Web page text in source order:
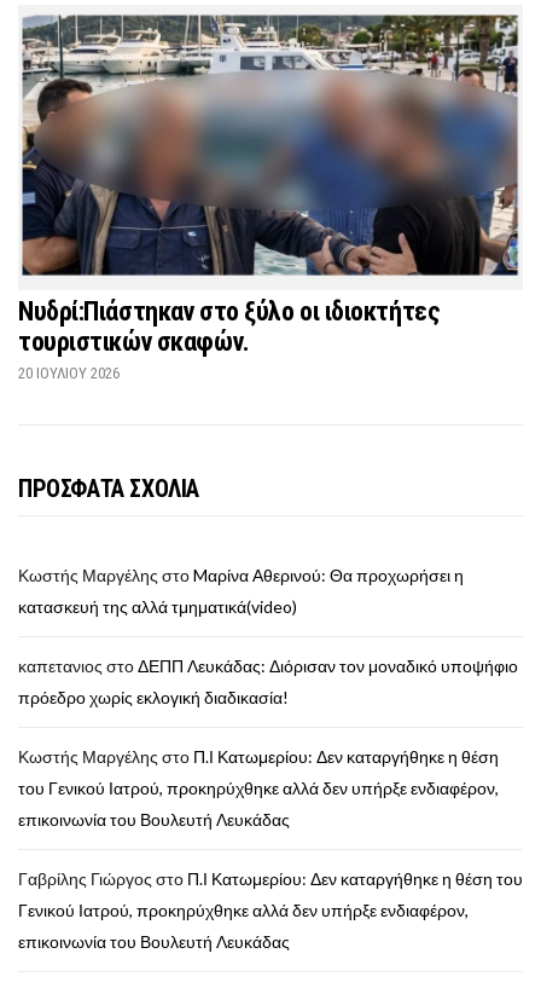
Νυδρί:Πιάστηκαν στο ξύλο οι ιδιοκτήτες
τουριστικών σκαφών.
20 ΙΟΥΛΊΟΥ 2026
ΠΡΟΣΦΑΤΑ ΣΧΟΛΙΑ
Κωστής Μαργέλης στοMαρίνα Αθερινού: Θα προχωρήσει η
κατασκευή της αλλά τμηματικά(video)
καπετανιος στοΔΕΠΠ Λευκάδας: Διόρισαν τον μοναδικό υποψήφιο
πρόεδρο χωρίς εκλογική διαδικασία!
Κωστής Μαργέλης στο Π.Ι Κατωμερίου: Δεν καταργήθηκε η θέση
του Γενικού Ιατρού, προκηρύχθηκε αλλά δεν υπήρξε ενδιαφέρον,
επικοινωνία του Βουλευτή Λευκάδας
Γαβρίλης Γιώργος στο Π.Ι Κατωμερίου: Δεν καταργήθηκε η θέση του
Γενικού Ιατρού, προκηρύχθηκε αλλά δεν υπήρξε ενδιαφέρον,
επικοινωνία του Βουλευτή Λευκάδας